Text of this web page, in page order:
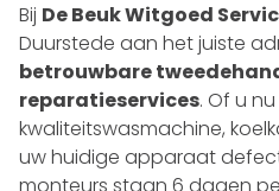
Bij De Beuk Witgoed
Duurstede aan het juiste
betrouwbare
reparatieservices. Of u
kwaliteits­wasmachine,
uw huidige apparaat